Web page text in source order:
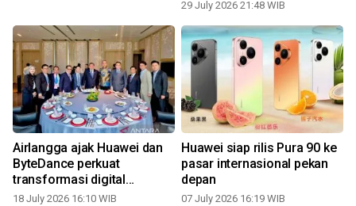
29 July 2026 21:48 WIB
Airlangga ajak Huawei dan
ByteDance perkuat
transformasi digital
Indonesia
18 July 2026 16:10 WIB
Huawei siap rilis Pura 90 ke
pasar internasional pekan
depan
07 July 2026 16:19 WIB